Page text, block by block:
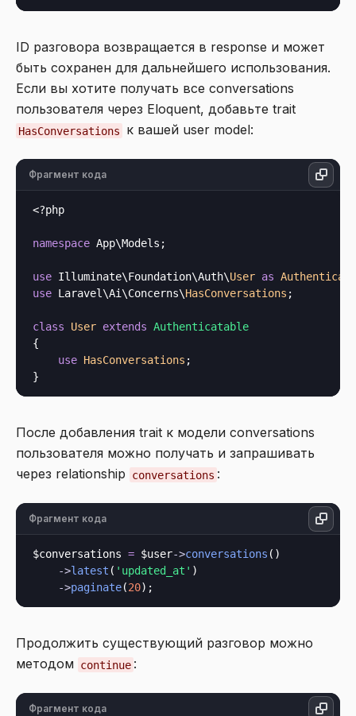
ID разговора возвращается в response и может
быть сохранен для дальнейшего использования.
Если вы хотите получать все conversations
пользователя через Eloquent, добавьте trait
HasConversations к вашей user model:
Фрагмент кода
<?php
namespace App\Models;
use Illuminate\Foundation\Auth\User as
use Laravel\Ai\Concerns\HasConversations ;
class User extends Authenticatable
{
use HasConversations ;
После добавления trait к модели conversations
пользователя можно получать и запрашивать
через relationship
conversations :
Фрагмент кода
$conversations = $user->conversations ()
->latest ( 'updated_at' )
->paginate(20
Продолжить существующий разговор можно
методом continue :
Фрагмент кода